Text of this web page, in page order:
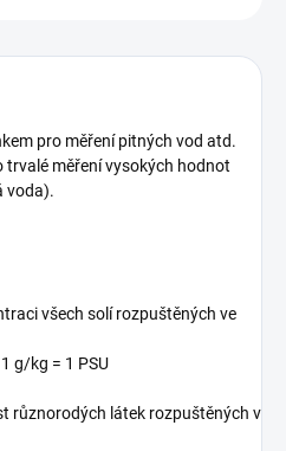
pro měření pitných vod atd.
trvalé měření vysokých hodnot
voda).
všech solí rozpuštěných ve
g/kg = 1 PSU
různorodých látek rozpuštěných v